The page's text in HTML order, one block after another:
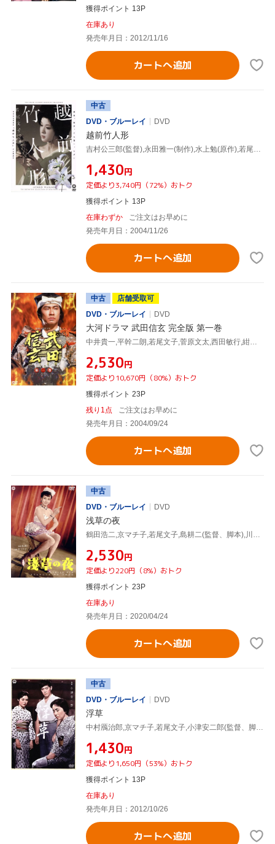
獲得ポイント 13P
在庫あり
発売年月日：2012/11/16
カートへ追加
中古
DVD・ブルーレイ
DVD
越前竹人形
¥1,430円
定価より3,740円（72%）おトク
獲得ポイント 13P
在庫わずか
ご注文はお早めに
発売年月日：2004/11/26
カートへ追加
中古
店舗受取可
DVD・ブルーレイ
DVD
大河ドラマ 武田信玄 完全版 第一巻
中井貴一,平幹二朗,若尾文子,菅原文太,西田敏行,紺野美沙子,新田次郎(原作),田向正健(脚本)
¥2,530円
定価より10,670円（80%）おトク
獲得ポイント 23P
残り1点
ご注文はお早めに
発売年月日：2004/09/24
カートへ追加
中古
DVD・ブルーレイ
DVD
浅草の夜
¥2,530円
定価より220円（8%）おトク
獲得ポイント 23P
在庫あり
発売年月日：2020/04/24
カートへ追加
中古
DVD・ブルーレイ
DVD
浮草
¥1,430円
定価より1,650円（53%）おトク
獲得ポイント 13P
在庫あり
発売年月日：2012/10/26
カートへ追加